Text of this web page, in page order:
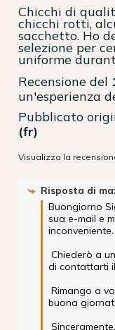
Chicchi di
chicchi rotti,
sacchetto. Ho
selezione per
uniforme
Recensione del
un'esperienza
Pubblicato
(fr)
Visualizza la
Risposta di
Buongiorno
sua e-mail e
inconveniente.
di contattarti
buona